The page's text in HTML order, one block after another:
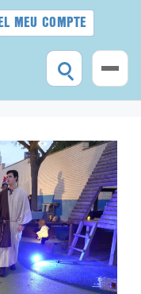
EL MEU COMPTE